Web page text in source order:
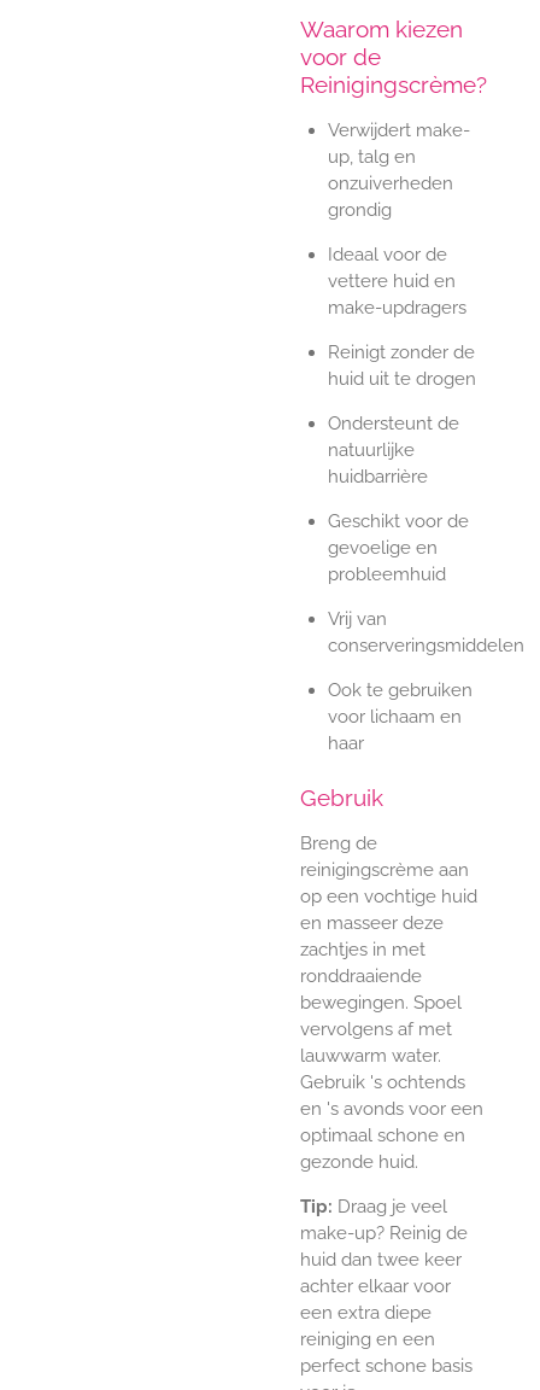
Waarom kiezen
voor de
Reinigingscrème?
Verwijdert make-
up, talg en
onzuiverheden
grondig
Ideaal voor de
vettere huid en
make-updragers
Reinigt zonder de
huid uit te drogen
Ondersteunt de
natuurlijke
huidbarrière
Geschikt voor de
gevoelige en
probleemhuid
Vrij van
conserveringsmiddelen
Ook te gebruiken
voor lichaam en
haar
Gebruik
Breng de
reinigingscrème aan
op een vochtige huid
en masseer deze
zachtjes in met
ronddraaiende
bewegingen. Spoel
vervolgens af met
lauwwarm water.
Gebruik 's ochtends
en 's avonds voor een
optimaal schone en
gezonde huid.
Tip: Draag je veel
make-up? Reinig de
huid dan twee keer
achter elkaar voor
een extra diepe
reiniging en een
perfect schone basis